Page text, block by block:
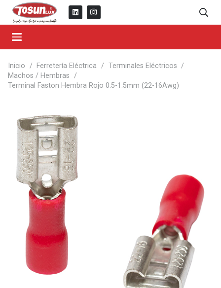
Inicio / Ferretería Eléctrica / Terminales Eléctricos /
Machos / Hembras /
Terminal Faston Hembra Rojo 0.5-1.5mm (22-16Awg)